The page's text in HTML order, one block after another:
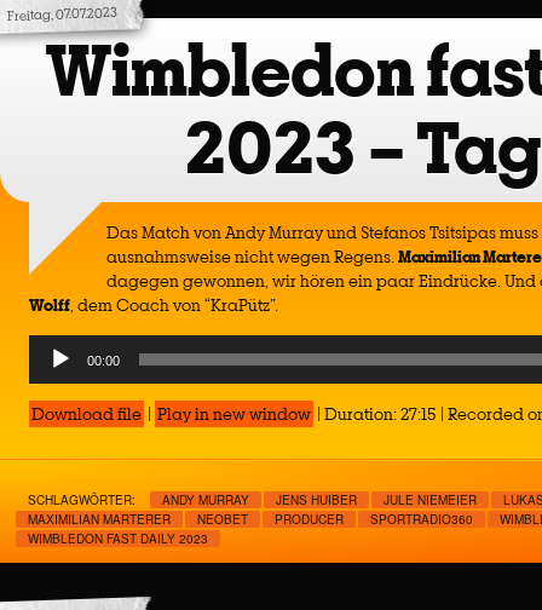
Freitag, 07.07.2023
Wimbledon
2023 –
Das Match von Andy Murray und Stefanos Tsitsipas
ausnahmsweise nicht wegen Regens.Maximilian
dagegen gewonnen, wir hören ein paar Eindrücke.
Wolff, dem Coach von “KraPütz”.
Audio
Player
00:00
Download file | Play in new window | Duration: 27:15 | Recorded
SCHLAGWÖRTER: ANDY MURRAY JENS HUIBER JULE NIEMEIER
MAXIMILIAN MARTERER
NEOBET PRODUCER SPORTRADIO360
WIMBLEDON FAST DAILY 2023